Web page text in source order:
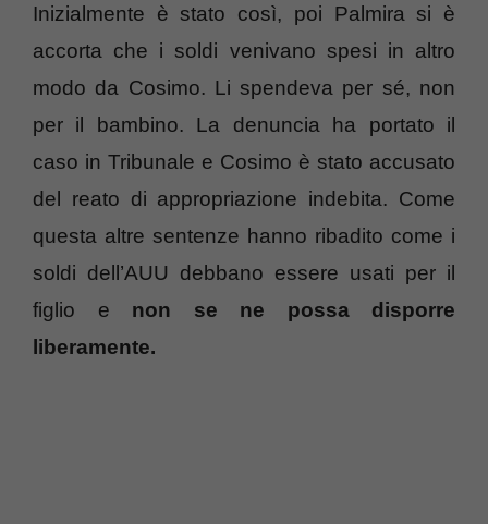
Inizialmente è stato così, poi Palmira si è
accorta che i soldi venivano spesi in altro
modo da Cosimo. Li spendeva per sé, non
per il bambino. La denuncia ha portato il
caso in Tribunale e Cosimo è stato accusato
del reato di appropriazione indebita. Come
questa altre sentenze hanno ribadito come i
soldi dell’AUU debbano essere usati per il
figlio e non se ne possa disporre
liberamente.